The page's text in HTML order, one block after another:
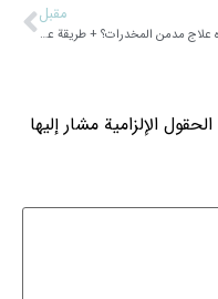
مقبل
كم مده علاج مدمن المخدرات؟ + طريقة علاج ادمان المخدرات
الحقول الإلزامية مشار إليها